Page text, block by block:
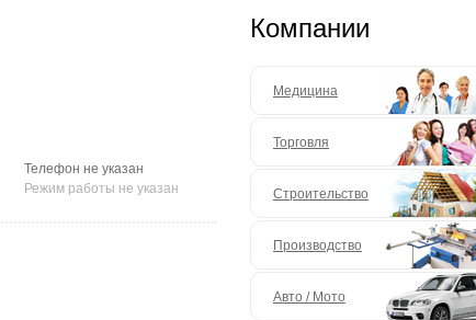
Телефон не указан
Режим работы не указан
Компании
Медицина
Торговля
Строительство
Производство
Авто / Мото